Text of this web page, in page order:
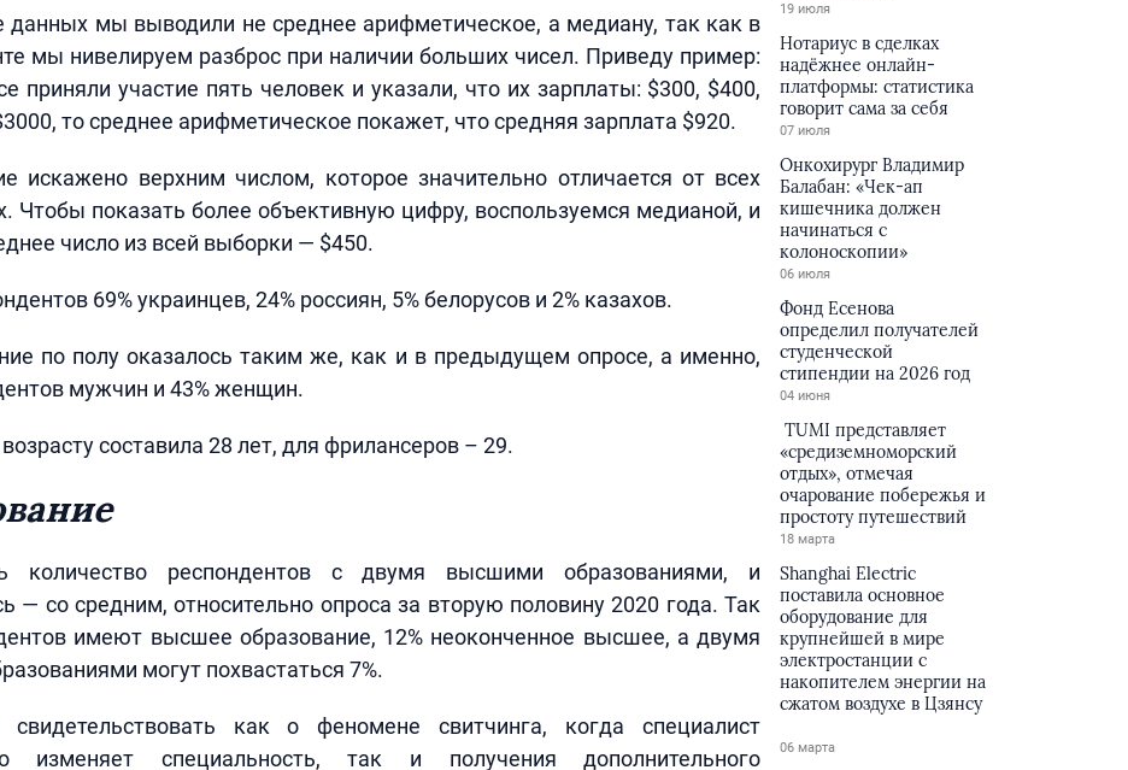
данных мы выводили не среднее арифметическое, а медиану, так как в
мы нивелируем разброс при наличии больших чисел. Приведу пример:
приняли участие пять человек и указали, что их зарплаты: $300, $400,
то среднее арифметическое покажет, что средняя зарплата $920.
искажено верхним числом, которое значительно отличается от всех
Чтобы показать более объективную цифру, воспользуемся медианой, и
число из всей выборки — $450.
69% украинцев, 24% россиян, 5% белорусов и 2% казахов.
по полу оказалось таким же, как и в предыдущем опросе, а именно,
мужчин и 43% женщин.
составила 28 лет, для фрилансеров – 29.
количество респондентов с двумя высшими образованиями, и
— со средним, относительно опроса за вторую половину 2020 года. Так
имеют высшее образование, 12% неоконченное высшее, а двумя
могут похвастаться 7%.
как о феномене свитчинга, когда специалист
изменяет специальность, так и получения дополнительного
19 июля
Нотариус в сделках
надёжнее онлайн-
платформы: статистика
говорит сама за себя
07 июля
Онкохирург Владимир
Балабан: «Чек-ап
кишечника должен
начинаться с
колоноскопии»
06 июля
Фонд Есенова
определил получателей
студенческой
стипендии на 2026 год
04 июня
TUMI представляет
«средиземноморский
отдых», отмечая
очарование побережья и
простоту путешествий
18 марта
Shanghai Electric
поставила основное
оборудование для
крупнейшей в мире
электростанции с
накопителем энергии на
сжатом воздухе в Цзянсу
06 марта